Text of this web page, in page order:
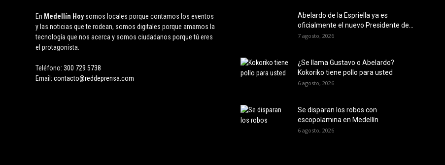
En Medellín Hoysomos locales porque contamos los eventos
y las noticias que te rodean, somos digitales porque amamos la
tecnología que nos acerca y somos ciudadanos porque tú eres
el protagonista.
Teléfono: 300 729 5738
Email: contacto@reddeprensa.com
Abelardo de la Espriella ya es
oficialmente el nuevo Presidente de...
7 agosto, 2026
¿Se llama Gustavo o Abelardo?
Kokoriko tiene pollo para usted
6 agosto, 2026
Se disparan los robos con
escopolamina en Medellín
6 agosto, 2026